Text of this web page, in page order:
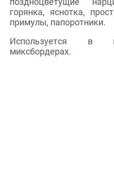
горянка, яснотка,
примулы, папоротники.
Используется в
миксбордерах.